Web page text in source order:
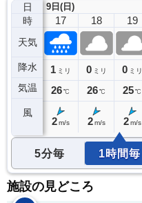
日
時
天気
降水
気温
風
9日(日)
16
1ミリ
27℃
17
1 ミリ
26℃
2 m/s
18
0 ミリ
26℃
2 m/s
19
0 ミリ
25℃
2 m/s
5分毎 1時間毎
施設の見どころ